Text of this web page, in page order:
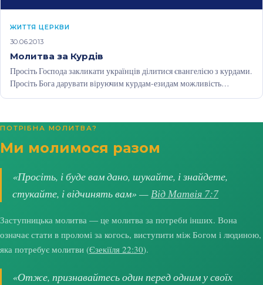
ЖИТТЯ ЦЕРКВИ
30.06.2013
Молитва за Курдів
Просіть Господа закликати українців ділитися євангелією з курдами.
Просіть Бога дарувати віруючим курдам-езидам можливість
поділитися любов’ю Ісуса зі своїм народом.
ПОТРІБНА МОЛИТВА?
Ми молимося разом
«Просіть, і буде вам дано, шукайте, і знайдете,
стукайте, і відчинять вам» —Від Матвія 7:7
Заступницька молитва — це молитва за потреби інших. Вона
означає стати в проломі за когось, виступити між Богом і людиною,
яка потребує молитви (Єзекіїля 22:30).
«Отже, признавайтесь один перед одним у своїх